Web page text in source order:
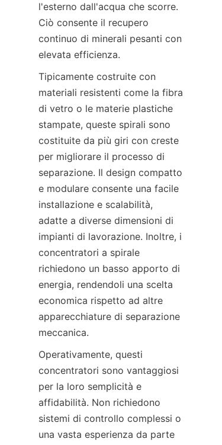
l'esterno dall'acqua che scorre.
Ciò consente il recupero
continuo di minerali pesanti con
Tipicamente costruite con
materiali resistenti come la fibra
di vetro o le materie plastiche
stampate, queste spirali sono
costituite da più giri con creste
per migliorare il processo di
separazione. Il design compatto
e modulare consente una facile
installazione e scalabilità,
adatte a diverse dimensioni di
impianti di lavorazione. Inoltre, i
concentratori a spirale
richiedono un basso apporto di
energia, rendendoli una scelta
economica rispetto ad altre
apparecchiature di separazione
Operativamente, questi
concentratori sono vantaggiosi
per la loro semplicità e
affidabilità. Non richiedono
sistemi di controllo complessi o
una vasta esperienza da parte